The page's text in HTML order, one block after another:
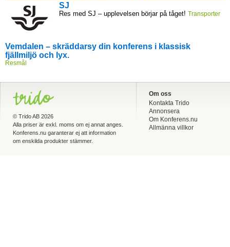
SJ
Res med SJ – upplevelsen börjar på tåget! Transporter
Vemdalen – skräddarsy din konferens i klassisk
fjällmiljö och lyx.
Resmål
© Trido AB 2026
Alla priser är exkl. moms om ej annat anges.
Konferens.nu garanterar ej att information
om enskilda produkter stämmer.
Om oss
Kontakta Trido
Annonsera
Om Konferens.nu
Allmänna villkor